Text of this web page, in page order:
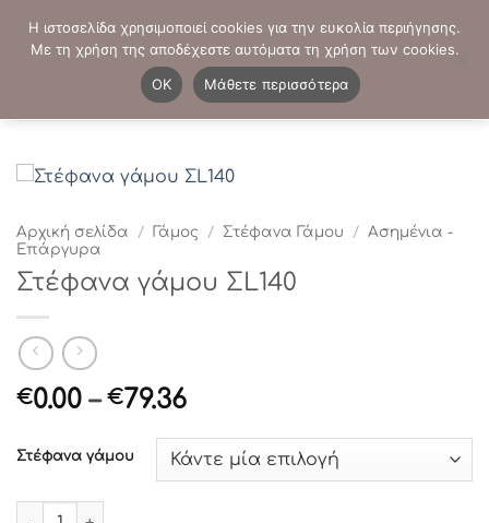
στο
ΤΗΛΕΦΩΝΙΚΕΣ ΠΑΡΑΓΓΕΛΙΕΣ: - 2103821941
Αρχική σελίδα / Γάμος / Στέφανα Γάμου / Ασημένια -
Επάργυρα
Στέφανα γάμου ΣL140
€0.00 – €79.36Price
€0.00
through
Στέφανα γάμου
Στέφανα γάμου ΣL140 ποσότητα
Η ιστοσελίδα χρησιμοποιεί cookies για την ευκολία περιήγησης.
Με τη χρήση της αποδέχεστε αυτόματα τη χρήση των cookies.
OK
Μάθετε περισσότερα